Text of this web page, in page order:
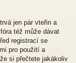
jen pár vteřin a
též může dávat
registrací se
pro použití a
si přečtete jakákoliv